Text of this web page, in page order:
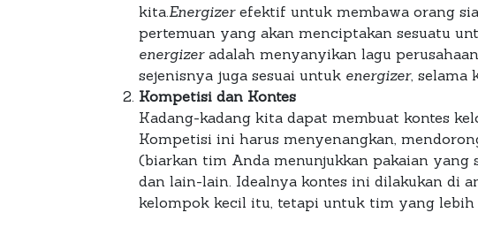
kita.Energizerefektif untuk membawa orang
pertemuan yang akan menciptakan sesuatu
energizeradalah menyanyikan lagu
sejenisnya juga sesuai untuk energizer, selama
Kompetisi dan Kontes
Kadang-kadang kita dapat membuat kontes
Kompetisi ini harus menyenangkan,
(biarkan tim Anda menunjukkan pakaian yang
dan lain-lain. Idealnya kontes ini dilakukan di
kelompok kecil itu, tetapi untuk tim yang lebih